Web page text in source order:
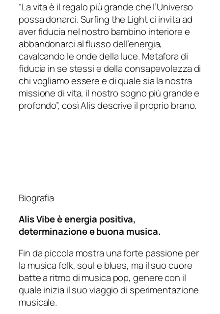
“La vita è il regalo più grande che l’Universo
possa donarci. Surfing the Light ci invita ad
aver fiducia nel nostro bambino interiore e
abbandonarci al flusso dell’energia,
cavalcando le onde della luce. Metafora di
fiducia in se stessi e della consapevolezza di
chi vogliamo essere e di quale sia la nostra
missione di vita, il nostro sogno più grande e
profondo”, così Alis descrive il proprio brano.
Biografia
Alis Vibe è energia positiva,
determinazione e buona musica.
Fin da piccola mostra una forte passione per
la musica folk, soul e blues, ma il suo cuore
batte a ritmo di musica pop, genere con il
quale inizia il suo viaggio di sperimentazione
musicale.